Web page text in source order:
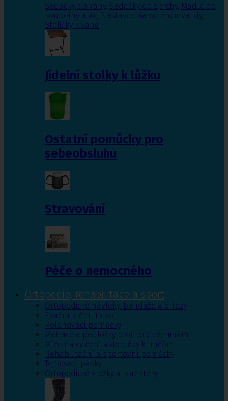
Sedačky do vany, Sedačky do sprchy, Madla do
koupelny a wc, Nástavce na wc pro invalidy,
Stoličky k vaně
Jídelní stolky k lůžku
Ostatní pomůcky pro
sebeobsluhu
Stravování
Péče o nemocného
Ortopedie, rehabilitace a sport
Ortopedické návleky, bandáže a ortézy
Fixační krční límce
Polohovací pomůcky
Matrace a podložky proti proleženinám
Míče na cvičení a doplňky k míčům
Rehabilitační a sportovní pomůcky
Tejpovací pásky
Ortopedické vložky a korektory